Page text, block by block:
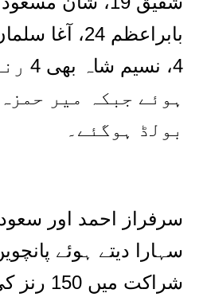
4،
ہوئے جبکہ میر
بولڈ ہوگئے۔
سرفراز احمد اور
سہارا دیتے ہوئے
شراکت